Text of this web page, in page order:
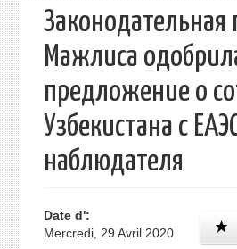
recherche
Законодательная
Мажлиса
предложение о
Узбекистана с
наблюдателя
Date d':
Mercredi, 29 Avril 2020